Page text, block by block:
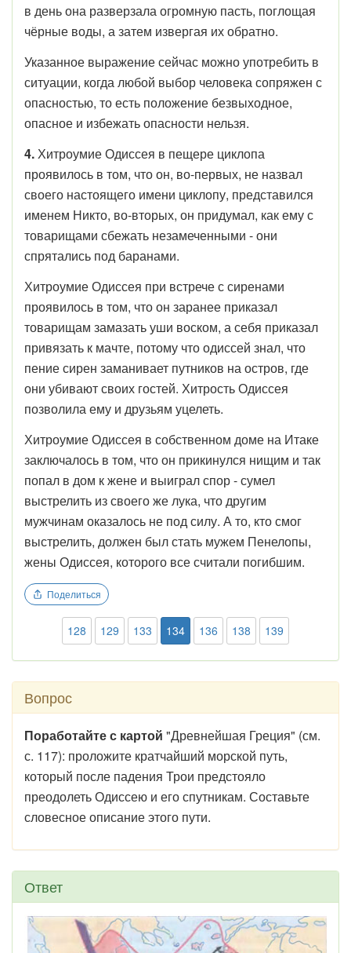
в день она разверзала огромную пасть, поглощая
чёрные воды, а затем извергая их обратно.
Указанное выражение сейчас можно употребить в
ситуации, когда любой выбор человека сопряжен с
опасностью, то есть положение безвыходное,
опасное и избежать опасности нельзя.
4.Хитроумие Одиссея в пещере циклопа
проявилось в том, что он, во-первых, не назвал
своего настоящего имени циклопу, представился
именем Никто, во-вторых, он придумал, как ему с
товарищами сбежать незамеченными - они
спрятались под баранами.
Хитроумие Одиссея при встрече с сиренами
проявилось в том, что он заранее приказал
товарищам замазать уши воском, а себя приказал
привязать к мачте, потому что одиссей знал, что
пение сирен заманивает путников на остров, где
они убивают своих гостей. Хитрость Одиссея
позволила ему и друзьям уцелеть.
Хитроумие Одиссея в собственном доме на Итаке
заключалось в том, что он прикинулся нищим и так
попал в дом к жене и выиграл спор - сумел
выстрелить из своего же лука, что другим
мужчинам оказалось не под силу. А то, кто смог
выстрелить, должен был стать мужем Пенелопы,
жены Одиссея, которого все считали погибшим.
Поделиться
128 129 133 134 136 138 139
Вопрос
Поработайте с картой "Древнейшая Греция" (см.
с. 117): проложите кратчайший морской путь,
который после падения Трои предстояло
преодолеть Одиссею и его спутникам. Составьте
словесное описание этого пути.
Ответ